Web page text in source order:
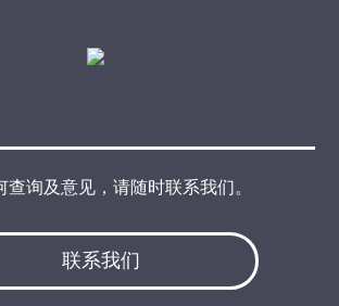
联系我们
查询及意见，请随时联系我们。